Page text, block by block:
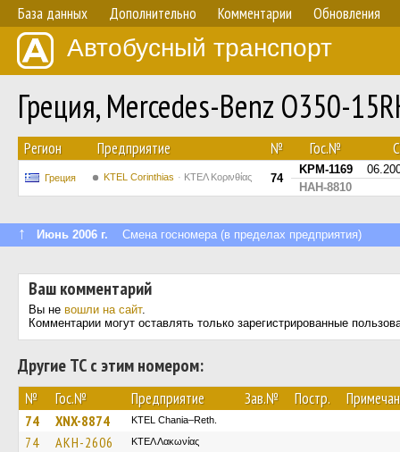
База данных Дополнительно Комментарии Обновления
Автобусный транспорт
Греция, Mercedes-Benz O350-
Регион Предприятие № Гос.№
Греция KTEL Corinthias ΚΤΕΛ Κορινθίας 74
KPM-1169
HAH-8810
↑ Июнь 2006 г. Смена госномера (в пределах предприятия)
Ваш комментарий
Вы не вошли на сайт.
Комментарии могут оставлять только зарегистрированные
Другие ТС с этим номером:
№ Гос.№ Предприятие Зав.№ Постр.
74 XNX-8874 KTEL Chania–Reth.
74 AKH-2606 ΚΤΕΛ Λακωνίας